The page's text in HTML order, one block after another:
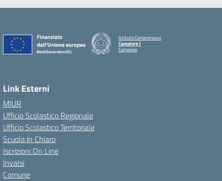
Istituto Comprensivo
Camaiore I
Camaiore
Link Esterni
MIUR
Ufficio Scolastico Regionale
Ufficio Scolastico Territoriale
Scuola in Chiaro
Iscrizioni On Line
Invalsi
Comune